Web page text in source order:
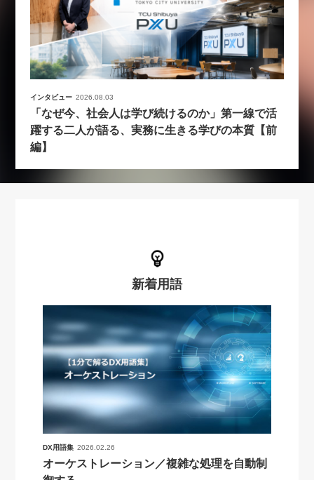
インタビュー 2026.08.03
「なぜ今、社会人は学び続けるのか」第一線で活
躍する二人が語る、実務に生きる学びの本質【前
編】
新着用語
DX用語集 2026.02.26
オーケストレーション／複雑な処理を自動制